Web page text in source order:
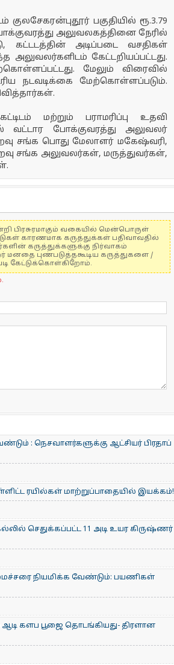
பகுதியில் ரூ.3.79
அலுவலகத்தினை நேரில்
கட்டடத்தின் அடிப்படை வசதிகள்
அலுவலர்களிடம் கேட்டறியப்பட்டது.
மேலும் விரைவில்
நடவடிக்கை மேற்கொள்ளப்படும்.
மற்றும் பராமரிப்பு உதவி
வட்டார போக்குவரத்து அலுவலர்
சங்க பொது மேலாளர் மகேஷ்வரி,
சங்க அலுவலர்கள், மருத்துவர்கள்,
பிரசுரமாகும் வகையில் மென்பொருள்
காரணமாக கருத்துக்கள் பதிவாவதில்
கருத்துக்களுக்கு நிர்வாகம்
மனதை புண்படுத்தகூடிய கருத்துகளை /
கேட்டுக்கொள்கிறோம்.
: நெசவாளர்களுக்கு ஆட்சியர் பிரதாப்
ரயில்கள் மாற்றுப்பாதையில் இயக்கம்!
செதுக்கப்பட்ட 11 அடி உயர கிருஷ்ணர்
நியமிக்க வேண்டும்: பயணிகள்
களப பூஜை தொடங்கியது- திரளான